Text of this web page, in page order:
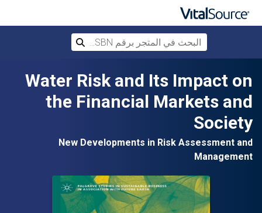
تخطي إلى المحتوى الرئيسي
Water Risk and Its Impact on
the Financial Markets and
Society
New Developments in Risk Assessment and
Management